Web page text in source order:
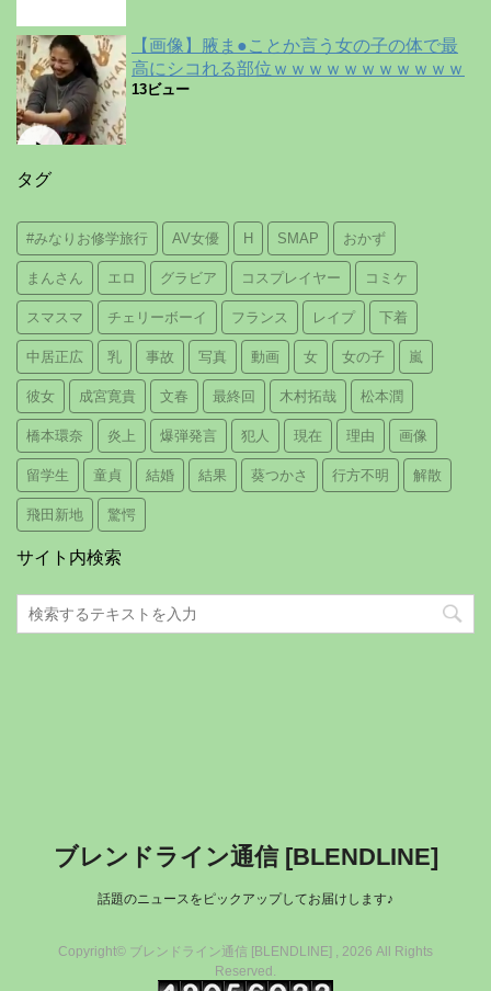
【画像】腋ま●ことか言う女の子の体で最
高にシコれる部位ｗｗｗｗｗｗｗｗｗｗｗ
13ビュー
タグ
#みなりお修学旅行 AV女優 H SMAP おかず
まんさん エロ グラビア コスプレイヤー コミケ
スマスマ チェリーボーイ フランス レイプ 下着
中居正広 乳 事故 写真 動画 女 女の子 嵐
彼女 成宮寛貴 文春 最終回 木村拓哉 松本潤
橋本環奈 炎上 爆弾発言 犯人 現在 理由 画像
留学生 童貞 結婚 結果 葵つかさ 行方不明 解散
飛田新地 驚愕
サイト内検索
ブレンドライン通信 [BLENDLINE]
話題のニュースをピックアップしてお届けします♪
Copyright© ブレンドライン通信 [BLENDLINE] , 2026 All Rights
Reserved.